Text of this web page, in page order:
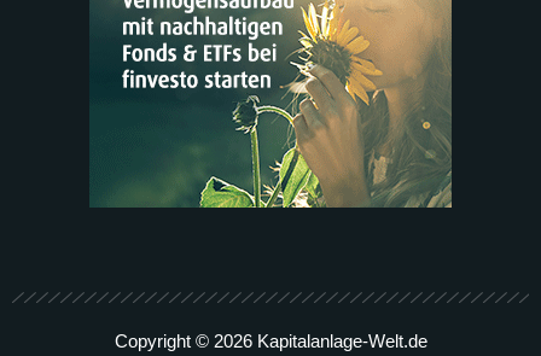
Copyright © 2026 Kapitalanlage-Welt.de